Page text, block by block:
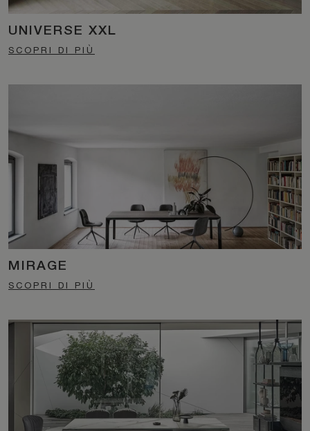
UNIVERSE XXL
SCOPRI DI PIÙ
MIRAGE
SCOPRI DI PIÙ